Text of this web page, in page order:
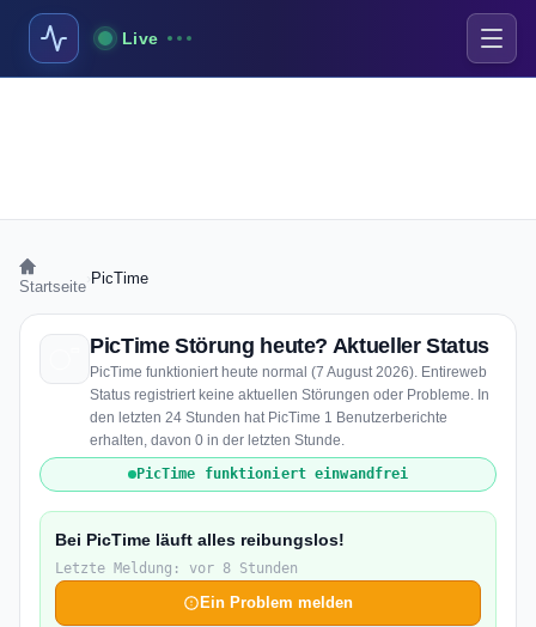
Live
Startseite PicTime
PicTime Störung heute? Aktueller Status
PicTime funktioniert heute normal (7 August 2026). Entireweb
Status registriert keine aktuellen Störungen oder Probleme. In
den letzten 24 Stunden hat PicTime 1 Benutzerberichte
erhalten, davon 0 in der letzten Stunde.
PicTime funktioniert einwandfrei
Bei PicTime läuft alles reibungslos!
Letzte Meldung: vor 8 Stunden
Ein Problem melden